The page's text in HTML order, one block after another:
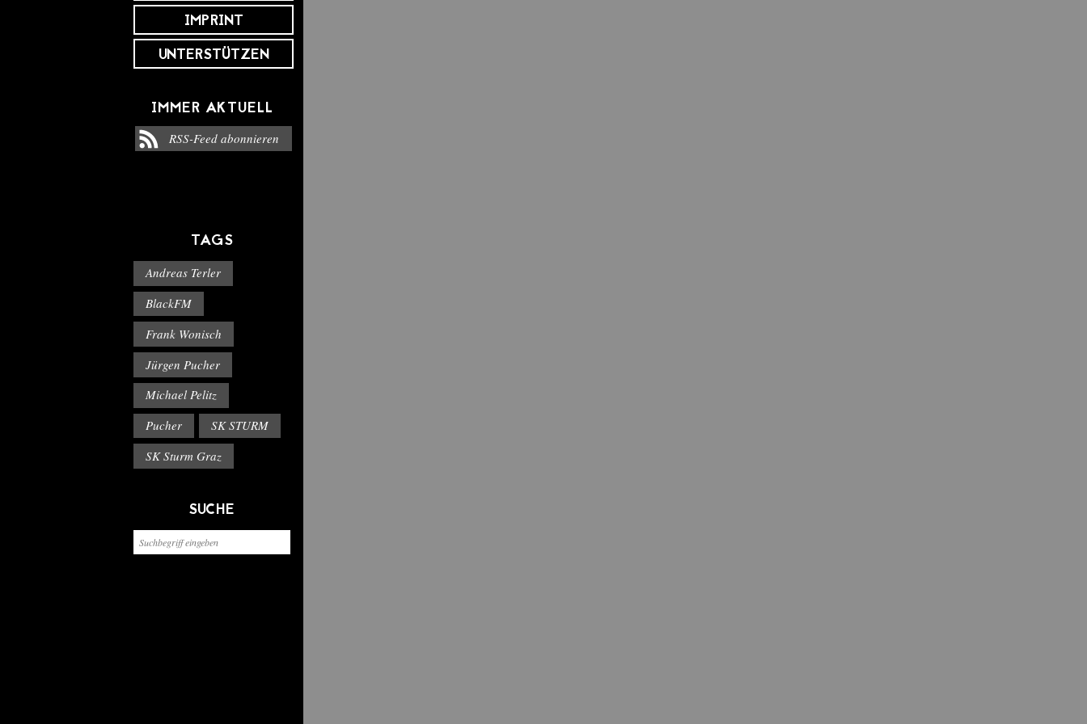
IMPRINT
UNTERSTÜTZEN
IMMER AKTUELL
RSS-Feed abonnieren
TAGS
Andreas Terler
BlackFM
Frank Wonisch
Jürgen Pucher
Michael Pelitz
Pucher
SK STURM
SK Sturm Graz
SUCHE